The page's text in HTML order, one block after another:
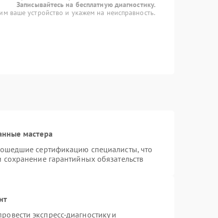
Записывайтесь на бесплатную диагностику.
ваше устройство и укажем на неисправность.
мастера
сертификацию специалисты, что
гарантийных обязательств
экспресс-диагностику и